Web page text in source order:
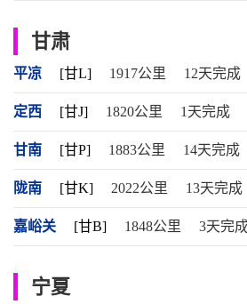
甘肃
平凉 [甘L] 1917公里 12天完成
定西 [甘J] 1820公里 1天完成
甘南 [甘P] 1883公里 14天完成
陇南 [甘K] 2022公里 13天完成
嘉峪关 [甘B] 1848公里 3天完
宁夏